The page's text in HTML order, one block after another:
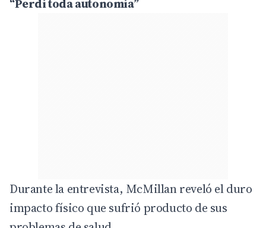
“Perdí toda autonomía”
Durante la entrevista, McMillan reveló el duro
impacto físico que sufrió producto de sus